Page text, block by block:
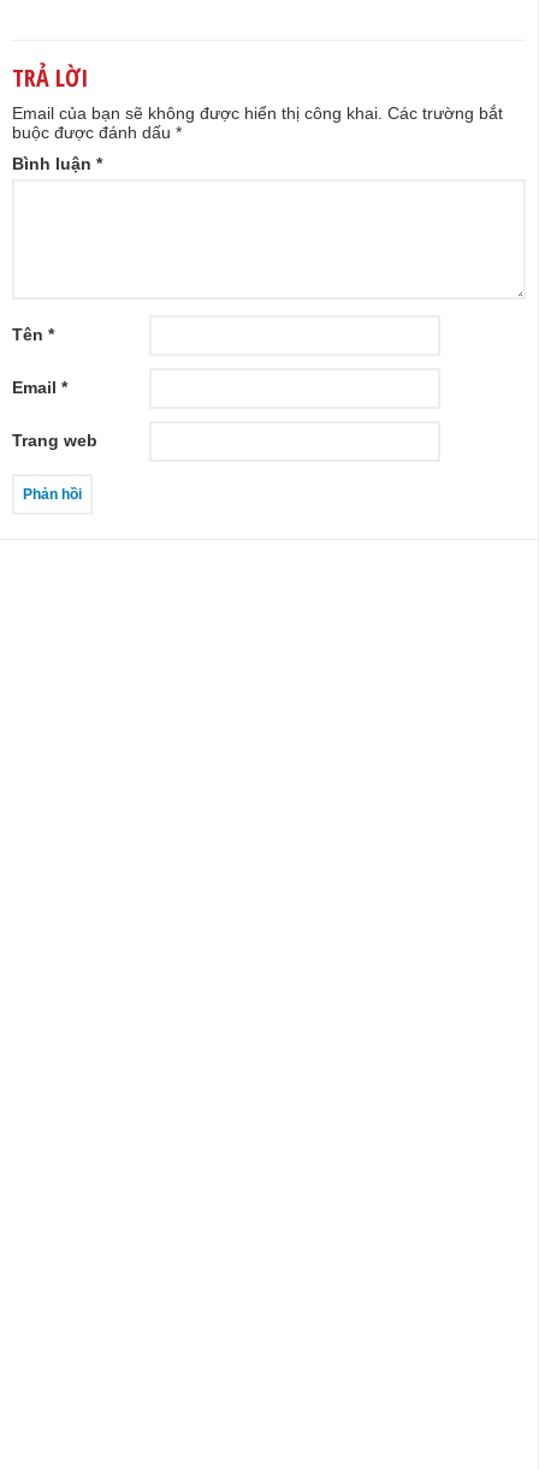
TRẢ LỜI
Email của bạn sẽ không được hiển thị công khai. Các trường bắt
buộc được đánh dấu *
Bình luận *
Tên *
Email *
Trang web